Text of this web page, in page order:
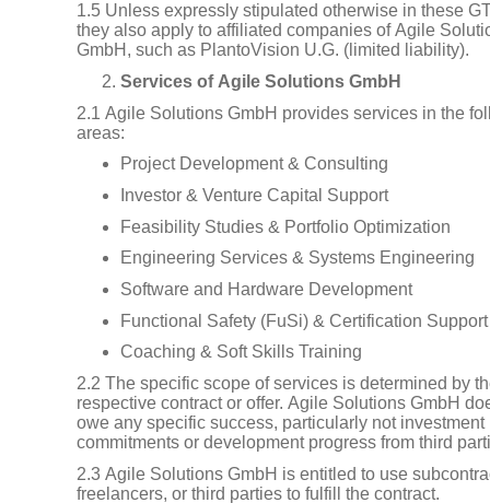
1.5 Unless expressly stipulated otherwise in these
they also apply to affiliated companies of Agile
GmbH, such as PlantoVision U.G. (limited liability).
Services of Agile Solutions GmbH
2.1 Agile Solutions GmbH provides services in the
areas:
Project Development & Consulting
Investor & Venture Capital Support
Feasibility Studies & Portfolio Optimization
Engineering Services & Systems Engineering
Software and Hardware Development
Functional Safety (FuSi) & Certification Support
Coaching & Soft Skills Training
2.2 The specific scope of services is determined by
respective contract or offer. Agile Solutions GmbH
owe any specific success, particularly not investment
commitments or development progress from third
2.3 Agile Solutions GmbH is entitled to use
freelancers, or third parties to fulfill the contract.